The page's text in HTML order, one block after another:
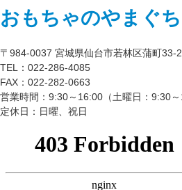
おもちゃのやまぐち
〒984-0037 宮城県仙台市若林区蒲町33-
TEL：022-286-4085
FAX：022-282-0663
営業時間：9:30～16:00（土曜日：9:30～
定休日：日曜、祝日